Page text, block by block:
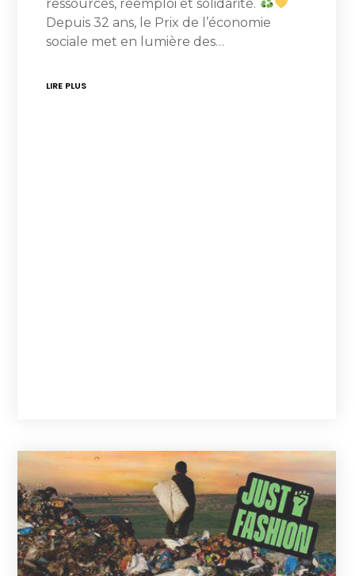
ressources, réemploi et solidarité.
Depuis 32 ans, le Prix de l’économie
sociale met en lumière des…
LIRE PLUS